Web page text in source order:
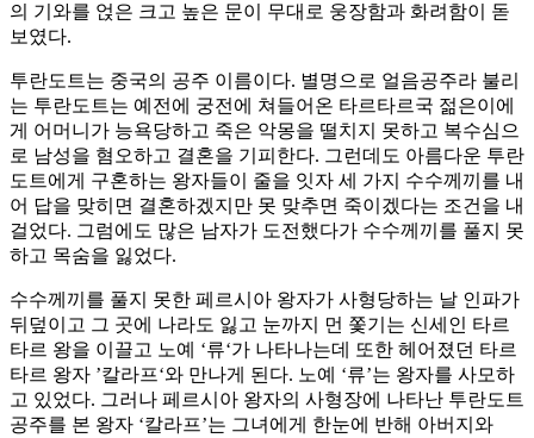
의 기와를 얹은 크고 높은 문이 무대로 웅장함과 화려함이 돋
보였다.
투란도트는 중국의 공주 이름이다. 별명으로 얼음공주라 불리
는 투란도트는 예전에 궁전에 쳐들어온 타르타르국 젊은이에
게 어머니가 능욕당하고 죽은 악몽을 떨치지 못하고 복수심으
로 남성을 혐오하고 결혼을 기피한다. 그런데도 아름다운 투란
도트에게 구혼하는 왕자들이 줄을 잇자 세 가지 수수께끼를 내
어 답을 맞히면 결혼하겠지만 못 맞추면 죽이겠다는 조건을 내
걸었다. 그럼에도 많은 남자가 도전했다가 수수께끼를 풀지 못
하고 목숨을 잃었다.
수수께끼를 풀지 못한 페르시아 왕자가 사형당하는 날 인파가
뒤덮이고 그 곳에 나라도 잃고 눈까지 먼 쫓기는 신세인 타르
타르 왕을 이끌고 노예 ‘류‘가 나타나는데 또한 헤어졌던 타르
타르 왕자 ’칼라프‘와 만나게 된다. 노예 ‘류’는 왕자를 사모하
고 있었다. 그러나 페르시아 왕자의 사형장에 나타난 투란도트
공주를 본 왕자 ‘칼라프’는 그녀에게 한눈에 반해 아버지와